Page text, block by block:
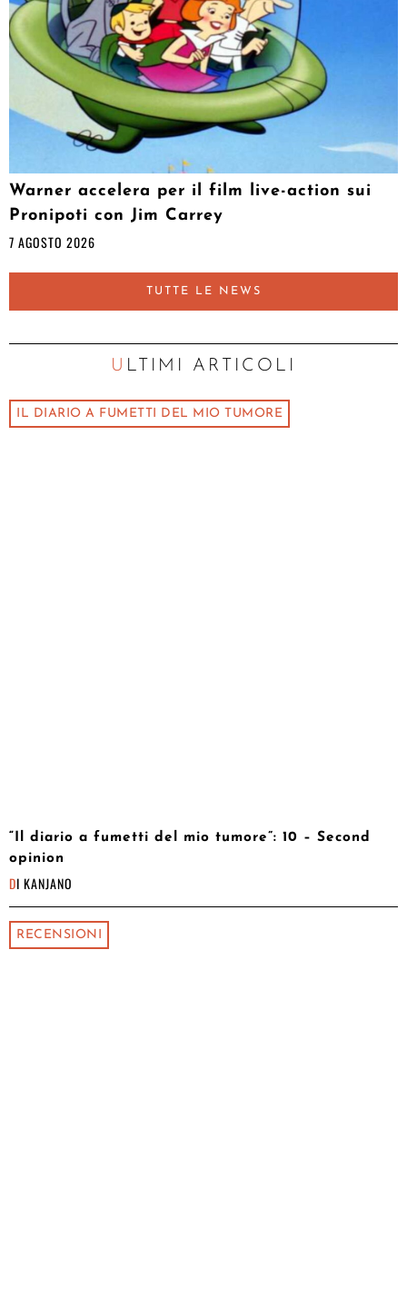
Warner accelera per il film live-action sui
Pronipoti con Jim Carrey
7 AGOSTO 2026
TUTTE LE NEWS
ULTIMI ARTICOLI
IL DIARIO A FUMETTI DEL MIO TUMORE
“Il diario a fumetti del mio tumore”: 10 – Second
opinion
DI KANJANO
RECENSIONI